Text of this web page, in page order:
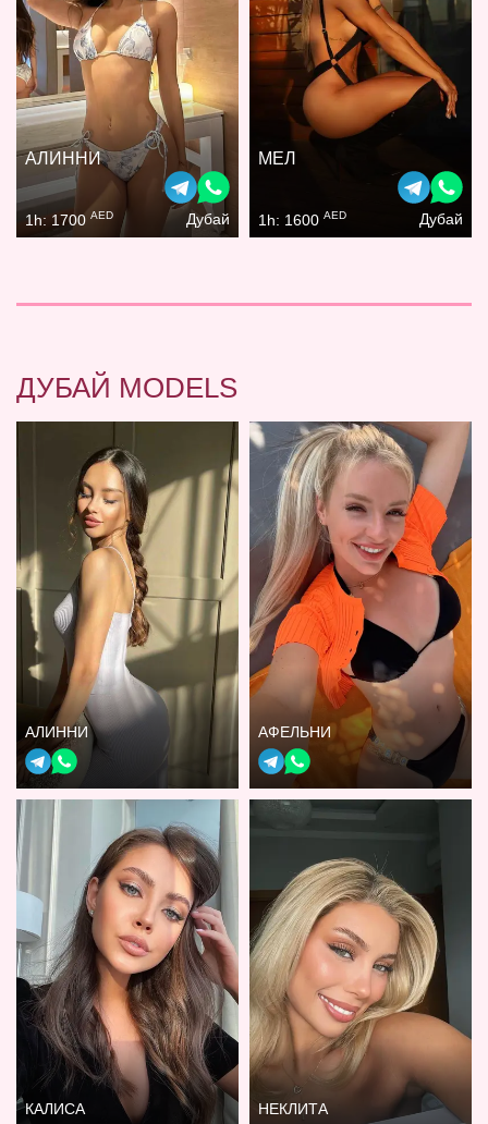
АЛИННИ
1h: 1700 AED Дубай
МЕЛ
1h: 1600 AED Дубай
ДУБАЙ MODELS
АЛИННИ АФЕЛЬНИ
КАЛИСА НЕКЛИТА